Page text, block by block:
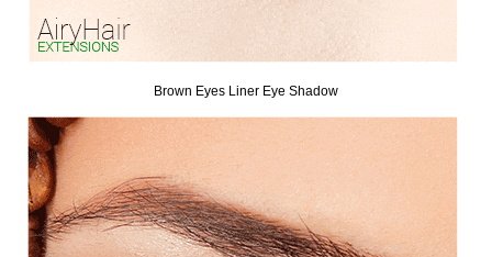
Brown Eyes Liner Eye Shadow